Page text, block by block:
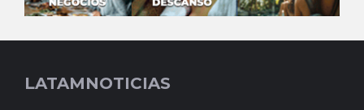
LATAMNOTICIAS